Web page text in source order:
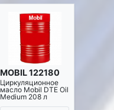
MOBIL 122180
Циркуляционное
масло Mobil DTE Oil
Medium 208 л